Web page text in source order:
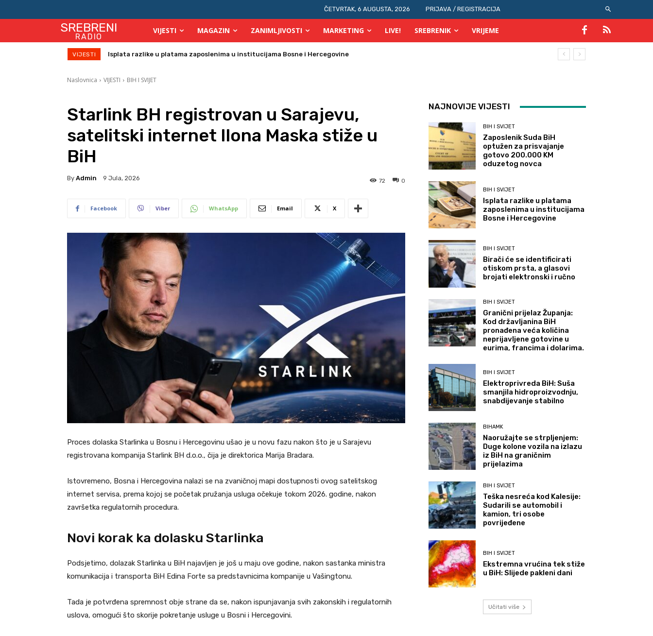
ČETVRTAK, 6 AUGUSTA, 2026 PRIJAVA / REGISTRACIJA
SREBRENI
RADIO
VIJESTI MAGAZIN ZANIMLJIVOSTI MARKETING LIVE! SREBRENIK VRIJEME
VIJESTI Birači će se identificirati otiskom prsta, a glasovi brojati elektronski i ručno
Naslovnica VIJESTI BIH I SVIJET
Starlink BH registrovan u Sarajevu,
satelitski internet Ilona Maska stiže u
BiH
By Admin 9 Jula, 2026 0
72
Facebook Viber WhatsApp Email X
Proces dolaska Starlinka u Bosnu i Hercegovinu ušao je u novu fazu nakon što je u Sarajevu
registrovana kompanija Starlink BH d.o.o., čija je direktorica Marija Bradara.
Istovremeno, Bosna i Hercegovina nalazi se na zvaničnoj mapi dostupnosti ovog satelitskog
internet servisa, prema kojoj se početak pružanja usluga očekuje tokom 2026. godine, nakon
završetka regulatornih procedura.
Novi korak ka dolasku Starlinka
Podsjetimo, dolazak Starlinka u BiH najavljen je još u maju ove godine, nakon sastanka ministra
komunikacija i transporta BiH Edina Forte sa predstavnicima kompanije u Vašingtonu.
Tada je potvrđena spremnost obje strane da se, nakon ispunjavanja svih zakonskih i regulatornih
uslova, omogući što skorije pokretanje usluge u Bosni i Hercegovini.
NAJNOVIJE VIJESTI
BIH I SVIJET
Zaposlenik Suda BiH
optužen za prisvajanje
gotovo 200.000 KM
oduzetog novca
BIH I SVIJET
Isplata razlike u platama
zaposlenima u institucijama
Bosne i Hercegovine
BIH I SVIJET
Birači će se identificirati
otiskom prsta, a glasovi
brojati elektronski i ručno
BIH I SVIJET
Granični prijelaz Županja:
Kod državljanina BiH
pronađena veća količina
neprijavljene gotovine u
eurima, francima i dolarima.
BIH I SVIJET
Elektroprivreda BiH: Suša
smanjila hidroproizvodnju,
snabdijevanje stabilno
BIHAMK
Naoružajte se strpljenjem:
Duge kolone vozila na izlazu
iz BiH na graničnim
prijelazima
BIH I SVIJET
Teška nesreća kod Kalesije:
Sudarili se automobil i
kamion, tri osobe
povrijeđene
BIH I SVIJET
Ekstremna vrućina tek stiže
u BiH: Slijede pakleni dani
Učitati više